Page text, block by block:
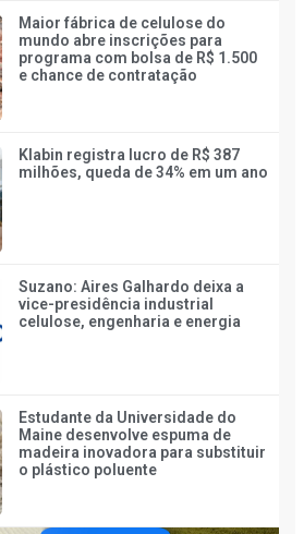
Maior fábrica de celulose do
mundo abre inscrições para
programa com bolsa de R$ 1.500
e chance de contratação
Klabin registra lucro de R$ 387
milhões, queda de 34% em um ano
Suzano: Aires Galhardo deixa a
vice-presidência industrial
celulose, engenharia e energia
Estudante da Universidade do
Maine desenvolve espuma de
madeira inovadora para substituir
o plástico poluente